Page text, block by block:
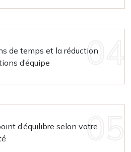
de temps et la réduction
d’équipe
d’équilibre selon votre